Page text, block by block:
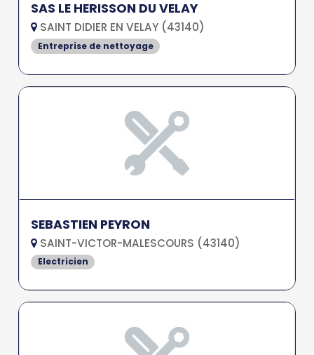
SAS LE HERISSON DU VELAY
SAINT DIDIER EN VELAY (43140)
Entreprise de nettoyage
SEBASTIEN PEYRON
SAINT-VICTOR-MALESCOURS (43140)
Electricien